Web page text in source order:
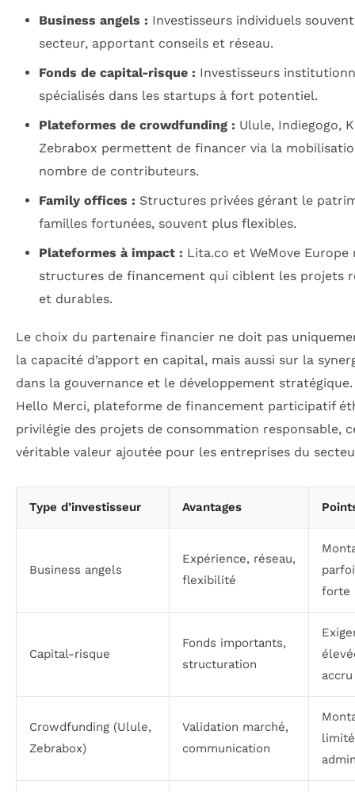
Business angels : Investisseurs individuels
secteur, apportant conseils et réseau.
Fonds de capital-risque : Investisseurs
spécialisés dans les startups à fort potentiel.
Plateformes de crowdfunding : Ulule, Indiegogo,
Zebrabox permettent de financer via la
nombre de contributeurs.
Family offices : Structures privées gérant le
familles fortunées, souvent plus flexibles.
Plateformes à impact : Lita.co et WeMove Europe
structures de financement qui ciblent les projets
et durables.
Le choix du partenaire financier ne doit pas
la capacité d’apport en capital, mais aussi sur la
dans la gouvernance et le développement
Hello Merci, plateforme de financement participatif
privilégie des projets de consommation responsable,
véritable valeur ajoutée pour les entreprises du
Type d’investisseur Avantages
Business angels
Expérience, réseau,
flexibilité
forte
Capital-risque
Fonds importants,
structuration
accru
Crowdfunding (Ulule,
Zebrabox)
Validation marché,
communication